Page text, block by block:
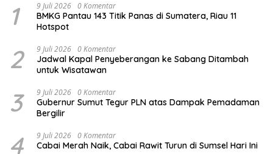
1 9 Juli 2026 0 Komentar
BMKG Pantau 143 Titik Panas di Sumatera, Riau 11
Hotspot
2 9 Juli 2026 0 Komentar
Jadwal Kapal Penyeberangan ke Sabang Ditambah
untuk Wisatawan
3 9 Juli 2026 0 Komentar
Gubernur Sumut Tegur PLN atas Dampak Pemadaman
Bergilir
4 9 Juli 2026 0 Komentar
Cabai Merah Naik, Cabai Rawit Turun di Sumsel Hari Ini